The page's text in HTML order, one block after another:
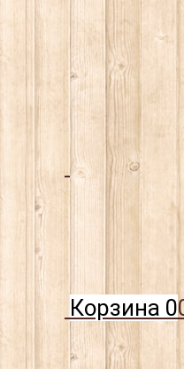
Корзина 0